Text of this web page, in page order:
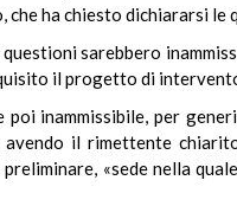
che ha chiesto dichiararsi le
questioni sarebbero
il progetto di
poi inammissibile, per
avendo il rimettente
preliminare, «sede nella